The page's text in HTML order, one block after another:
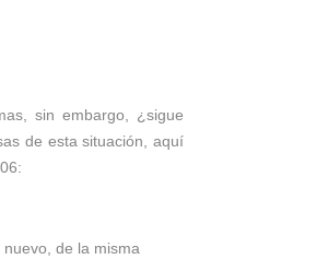
sin embargo, ¿sigue
de esta situación, aquí
de la misma